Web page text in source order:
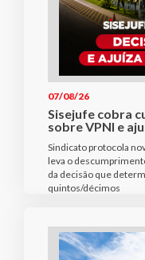
07/08/26
Sisejufe cobra
sobre VPNI e
Sindicato protocola
leva o
da decisão que
quintos/décimos